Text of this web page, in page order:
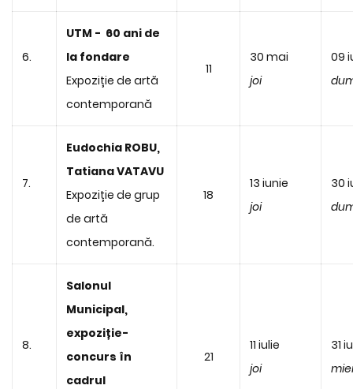
6.
UTM - 60 ani de
la fondare
Expoziție de artă
contemporană
11
30 mai
joi
09
7.
Eudochia ROBU,
Tatiana VATAVU
Expoziție de grup
de artă
contemporană.
18
13 iunie
joi
30
8.
Salonul
Municipal,
expoziție-
concurs în
cadrul
21
11 iulie
joi
31